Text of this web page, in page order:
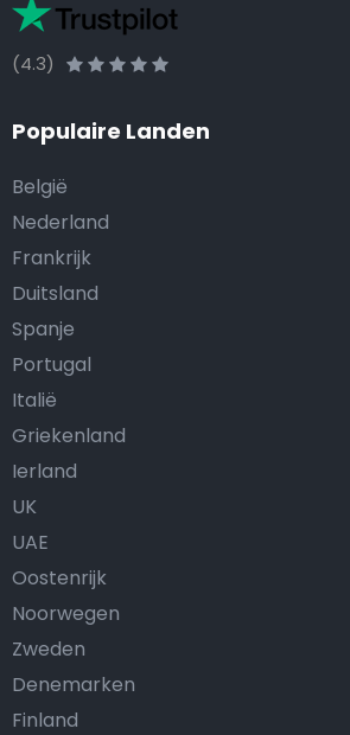
(4.3)
Populaire Landen
België
Nederland
Frankrijk
Duitsland
Spanje
Portugal
Italië
Griekenland
Ierland
UK
UAE
Oostenrijk
Noorwegen
Zweden
Denemarken
Finland